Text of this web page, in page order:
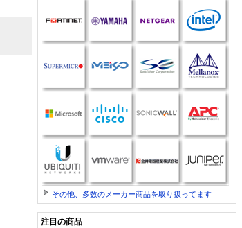
その他、多数のメーカー商品を取り扱ってます
注目の商品